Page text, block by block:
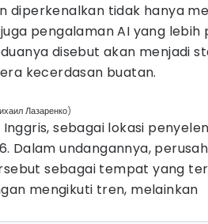
diperkenalkan tidak hanya
pengalaman AI yang lebih
disebut akan menjadi
kecerdasan buatan.
Лазаренко)
sebagai lokasi
Dalam undangannya,
sebagai tempat yang
mengikuti tren, melainkan